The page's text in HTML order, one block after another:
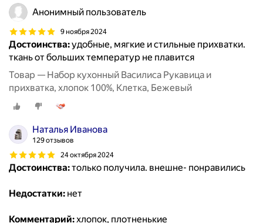
Анонимный пользователь
9 ноября 2024
Достоинства:удобные, мягкие и стильные прихватки.
ткань от больших температур не плавится
Товар — Набор кухонный Василиса Рукавица и
прихватка, хлопок 100%, Клетка, Бежевый
Наталья Иванова
129 отзывов
24 октября 2024
Достоинства:только получила. внешне- понравились
Недостатки: нет
Комментарий:хлопок, плотненькие